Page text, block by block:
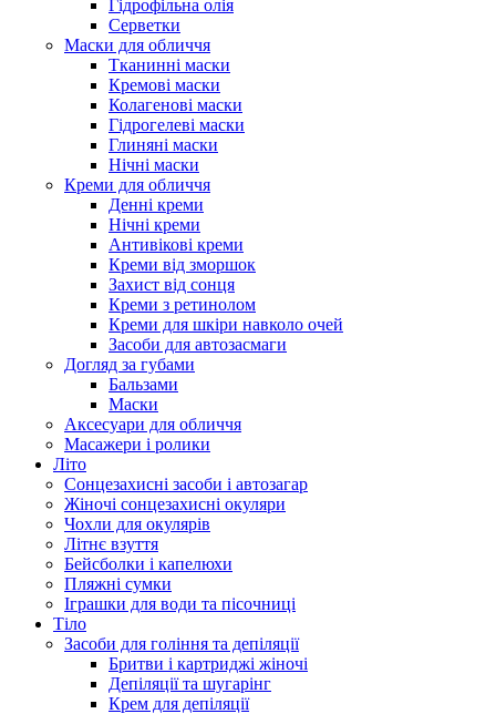
Гідрофільна олія
Серветки
Маски для обличчя
Тканинні маски
Кремові маски
Колагенові маски
Гідрогелеві маски
Глиняні маски
Нічні маски
Креми для обличчя
Денні креми
Нічні креми
Антивікові креми
Креми від зморшок
Захист від сонця
Креми з ретинолом
Креми для шкіри навколо очей
Засоби для автозасмаги
Догляд за губами
Бальзами
Маски
Аксесуари для обличчя
Масажери і ролики
Літо
Сонцезахисні засоби і автозагар
Жіночі сонцезахисні окуляри
Чохли для окулярів
Літнє взуття
Бейсболки і капелюхи
Пляжні сумки
Іграшки для води та пісочниці
Тіло
Засоби для гоління та депіляції
Бритви і картриджі жіночі
Депіляції та шугарінг
Крем для депіляції